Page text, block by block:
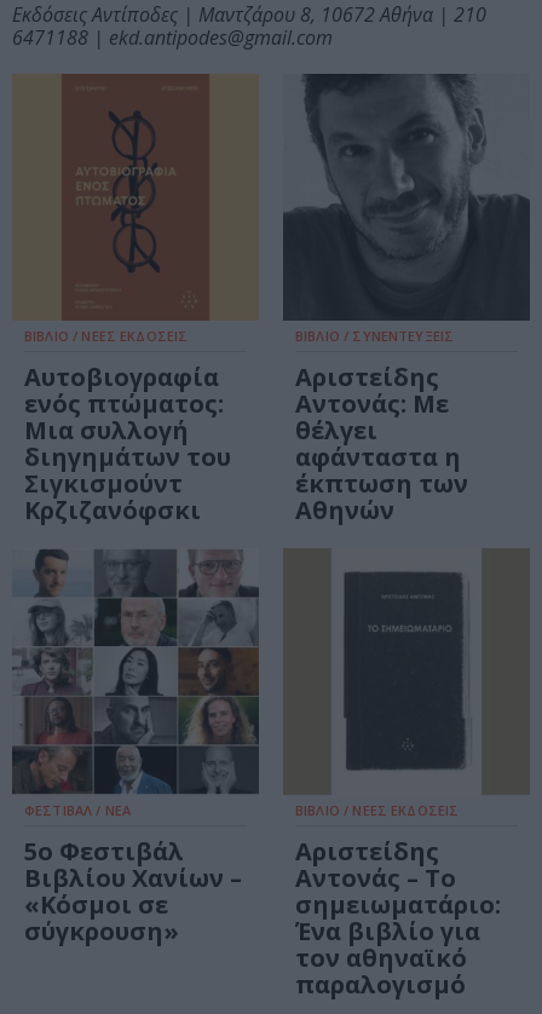
Εκδόσεις Αντίποδες | Μαντζάρου 8, 10672 Αθήνα | 210
6471188 | ekd.antipodes@gmail.com
ΒΙΒΛΙΟ / ΝΕΕΣ ΕΚΔΟΣΕΙΣ
Αυτοβιογραφία
ενός πτώματος:
Μια συλλογή
διηγημάτων του
Σιγκισμούντ
Κρζιζανόφσκι
ΒΙΒΛΙΟ / ΣΥΝΕΝΤΕΥΞΕΙΣ
Αριστείδης
Αντονάς: Με
θέλγει
αφάνταστα η
έκπτωση των
Αθηνών
ΦΕΣΤΙΒΑΛ / ΝΕΑ
5ο Φεστιβάλ
Βιβλίου Χανίων –
«Κόσμοι σε
σύγκρουση»
ΒΙΒΛΙΟ / ΝΕΕΣ ΕΚΔΟΣΕΙΣ
Αριστείδης
Αντονάς – Το
σημειωματάριο:
Ένα βιβλίο για
τον αθηναϊκό
παραλογισμό